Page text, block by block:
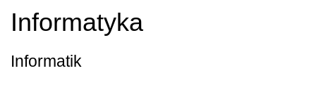
Informatyka
Informatik